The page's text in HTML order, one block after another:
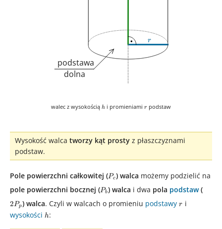
podstawa
dolna
r
r
walec z wysokościąh
h i promieniamir
r podstaw
Wysokość walca tworzy kąt prosty z płaszczyznami
podstaw.
Pole powierzchni całkowitej (P_{c}
Pc) walca możemy podzielić na
pole powierzchni bocznej (P_{b}
Pb) walca i dwa pola podstaw(
2Pp) walca. Czyli w walcach o promieniu podstawy r
r i
wysokości h
h: